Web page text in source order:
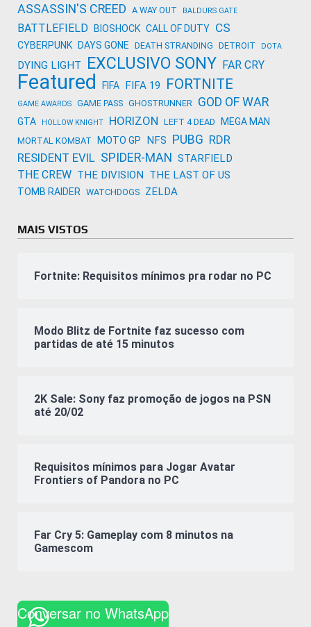
ASSASSIN'S CREED A WAY OUT BALDURS GATE
BATTLEFIELD BIOSHOCK CALL OF DUTY CS
CYBERPUNK DAYS GONE DEATH STRANDING DETROIT DOTA
DYING LIGHT EXCLUSIVO SONY FAR CRY
Featured FIFA FIFA 19 FORTNITE
GAME AWARDS GAME PASS GHOSTRUNNER GOD OF WAR
GTA HOLLOW KNIGHT HORIZON LEFT 4 DEAD MEGA MAN
MORTAL KOMBAT MOTO GP NFS PUBG RDR
RESIDENT EVIL SPIDER-MAN STARFIELD
THE CREW THE DIVISION THE LAST OF US
TOMB RAIDER WATCHDOGS ZELDA
MAIS VISTOS
Fortnite: Requisitos mínimos pra rodar no PC
Modo Blitz de Fortnite faz sucesso com
partidas de até 15 minutos
2K Sale: Sony faz promoção de jogos na PSN
até 20/02
Requisitos mínimos para Jogar Avatar
Frontiers of Pandora no PC
Far Cry 5: Gameplay com 8 minutos na
Gamescom
Conversar no WhatsApp